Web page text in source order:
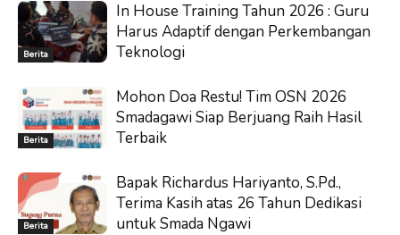
Berita
In House Training Tahun 2026 : Guru
Harus Adaptif dengan Perkembangan
Teknologi
Berita
Mohon Doa Restu! Tim OSN 2026
Smadagawi Siap Berjuang Raih Hasil
Terbaik
Berita
Bapak Richardus Hariyanto, S.Pd.,
Terima Kasih atas 26 Tahun Dedikasi
untuk Smada Ngawi